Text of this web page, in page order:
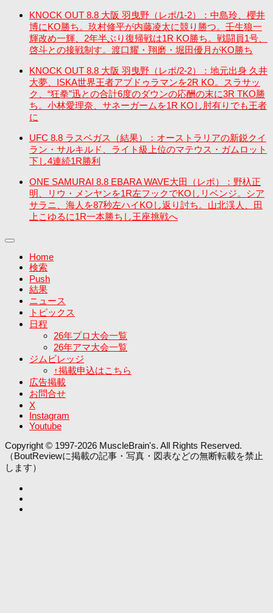
KNOCK OUT 8.8 大阪 羽曳野（レポ/1-2）：中島玲、櫻井
博にKO勝ち。玖村修平が内藤凌太に競り勝つ。壬生狼一
輝改め一輝、2年半ぶり復帰戦は1R KO勝ち。戦闘員1号、
啓斗との接戦制す。渡口耀・翔磨・堀田優月がKO勝ち
KNOCK OUT 8.8 大阪 羽曳野（レポ/2-2）：地元出身 久井
大夢、ISKA世界王者アブドゥラマンを2R KO。スラサッ
ク、“狂拳”迅との合計6度のダウンの応酬の末に3R TKO勝
ち。小林愛理奈、サネーガームを1R KOし肘有りでも王者
に
UFC 8.8 ラスベガス（結果）：オーストラリアの新鋭クイ
ラン・サルキルド、ライト級上位のマテウス・ガムロット
下し4連続1R勝利
ONE SAMURAI 8.8 EBARA WAVE大田（レポ）：野杁正
明、リウ・メンヤンを1R左フックでKOしリベンジ。シア
サラニ、海人を87秒左ハイKOし返り討ち。山北渓人、田
上こゆるに1R一本勝ちし王座挑戦へ
Home
検索
Push
結果
ニュース
トピックス
日程
26年プロ大会一覧
26年アマ大会一覧
ジムビレッジ
↑掲載申込はこちら
広告掲載
お問合せ
X
Instagram
Youtube
Copyright © 1997-2026 MuscleBrain's. All Rights Reserved.
（BoutReviewに掲載の記事・写真・図表などの無断転載を禁止
します）